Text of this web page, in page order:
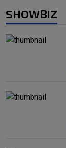
SHOWBIZ